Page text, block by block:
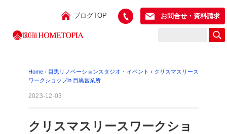
ブログTOP お問合せ・資料請求
Home › 目黒リノベーションスタジオ ･ イベント › クリスマスリース
ワークショップin 目黒営業所
2023-12-03
クリスマスリースワークショ